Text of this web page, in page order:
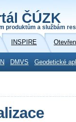
ČÚZK
produktům a službám
INSPIRE
DMVS Geodetické